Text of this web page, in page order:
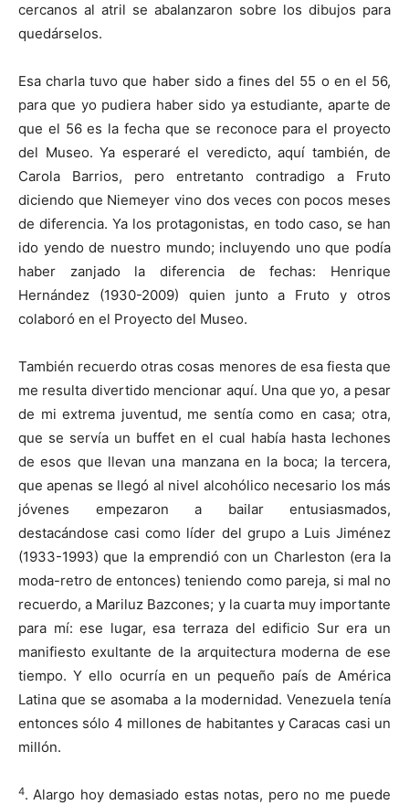
cercanos al atril se abalanzaron sobre los dibujos para
quedárselos.
Esa charla tuvo que haber sido a fines del 55 o en el 56,
para que yo pudiera haber sido ya estudiante, aparte de
que el 56 es la fecha que se reconoce para el proyecto
del Museo. Ya esperaré el veredicto, aquí también, de
Carola Barrios, pero entretanto contradigo a Fruto
diciendo que Niemeyer vino dos veces con pocos meses
de diferencia. Ya los protagonistas, en todo caso, se han
ido yendo de nuestro mundo; incluyendo uno que podía
haber zanjado la diferencia de fechas: Henrique
Hernández (1930-2009) quien junto a Fruto y otros
colaboró en el Proyecto del Museo.
También recuerdo otras cosas menores de esa fiesta que
me resulta divertido mencionar aquí. Una que yo, a pesar
de mi extrema juventud, me sentía como en casa; otra,
que se servía un buffet en el cual había hasta lechones
de esos que llevan una manzana en la boca; la tercera,
que apenas se llegó al nivel alcohólico necesario los más
jóvenes empezaron a bailar entusiasmados,
destacándose casi como líder del grupo a Luis Jiménez
(1933-1993) que la emprendió con un Charleston (era la
moda-retro de entonces) teniendo como pareja, si mal no
recuerdo, a Mariluz Bazcones; y la cuarta muy importante
para mí: ese lugar, esa terraza del edificio Sur era un
manifiesto exultante de la arquitectura moderna de ese
tiempo. Y ello ocurría en un pequeño país de América
Latina que se asomaba a la modernidad. Venezuela tenía
entonces sólo 4 millones de habitantes y Caracas casi un
millón.
4. Alargo hoy demasiado estas notas, pero no me puede